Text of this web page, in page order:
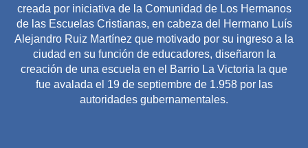
creada por iniciativa de la Comunidad de Los Hermanos
de las Escuelas Cristianas, en cabeza del Hermano Luís
Alejandro Ruiz Martínez que motivado por su ingreso a la
ciudad en su función de educadores, diseñaron la
creación de una escuela en el Barrio La Victoria la que
fue avalada el 19 de septiembre de 1.958 por las
autoridades gubernamentales.